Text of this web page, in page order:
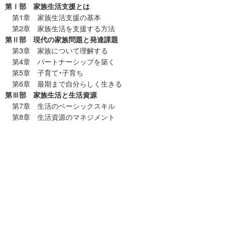
第Ⅰ部 家族生活支援とは
第1章 家族生活支援の基本
第2章 家族生活を支援する方法
第Ⅱ部 現代の家族問題と発達課題
第3章 家族について理解する
第4章 パートナーシップを築く
第5章 子育て・子育ち
第6章 最期まで自分らしく生きる
第Ⅲ部 家族生活と生活資源
第7章 生活のベーシックスキル
第8章 生活資源のマネジメント